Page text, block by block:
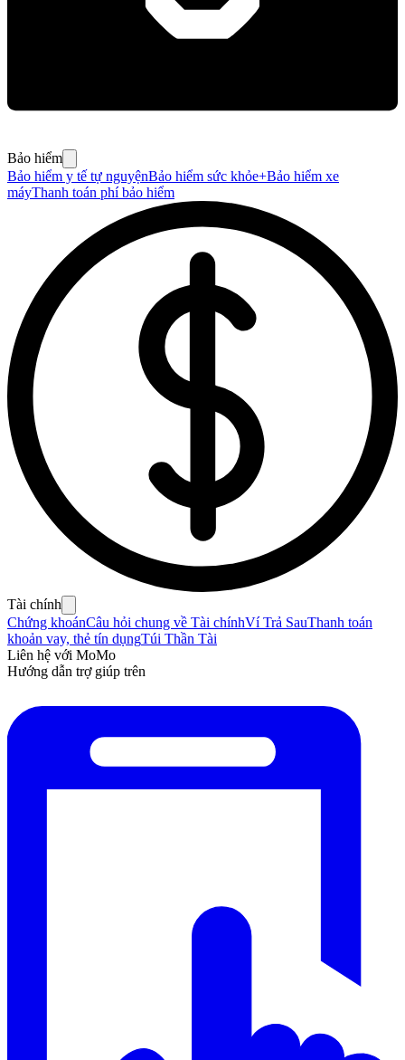
Bảo hiểm
Bảo hiểm y tế tự nguyệnBảo hiểm sức khỏe+Bảo hiểm xe
máyThanh toán phí bảo hiểm
Tài chính
Chứng khoánCâu hỏi chung về Tài chínhVí Trả SauThanh toán
khoản vay, thẻ tín dụngTúi Thần Tài
Liên hệ với MoMo
Hướng dẫn trợ giúp trên